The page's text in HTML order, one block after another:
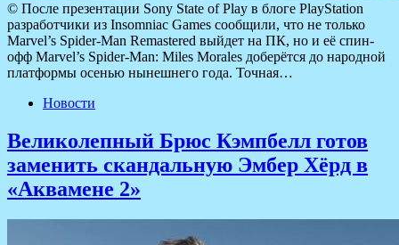
© После презентации Sony State of Play в блоге PlayStation
разработчики из Insomniac Games сообщили, что не только
Marvel’s Spider-Man Remastered выйдет на ПК, но и её спин-
офф Marvel’s Spider-Man: Miles Morales доберётся до народной
платформы осенью нынешнего года. Точная…
Новости
Великолепный Брюс Кэмпбелл готов
заменить скандальную Эмбер Хёрд в
«Аквамене 2»